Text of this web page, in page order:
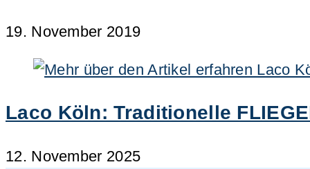
19. November 2019
Laco Köln: Traditionelle
12. November 2025